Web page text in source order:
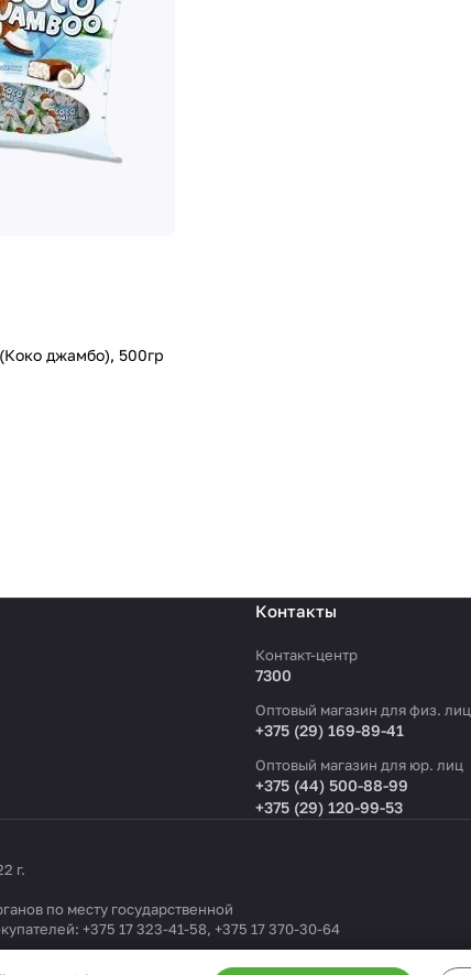
джамбо), 500гр
Контакты
Контакт-центр
7300
Оптовый магазин для физ. лиц
+375 (29) 169-89-41
Оптовый магазин для юр. лиц
+375 (44) 500-88-99
+375 (29) 120-99-53
г.
по месту государственной
+375 17 323-41-58, +375 17 370-30-64